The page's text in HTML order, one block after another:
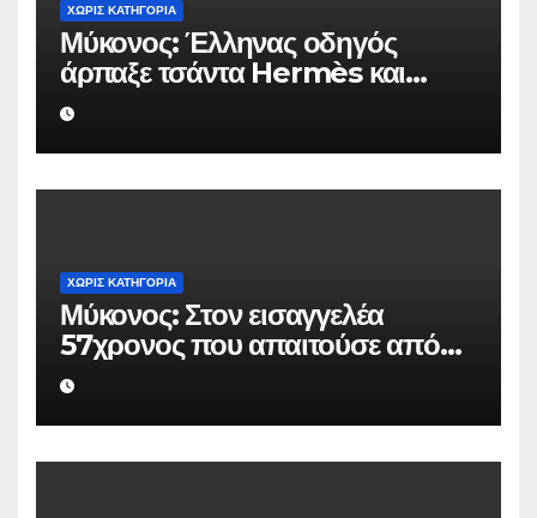
ΧΩΡΊΣ ΚΑΤΗΓΟΡΊΑ
Μύκονος: Έλληνας οδηγός
άρπαξε τσάντα Hermès και
Rolex αξίας 75.000 ευρώ από
Ουκρανό τουρίστα
ΧΩΡΊΣ ΚΑΤΗΓΟΡΊΑ
Μύκονος: Στον εισαγγελέα
57χρονος που απαιτούσε από
επιχειρηματία 80.000 ευρώ για
να μην κάνει καταγγελίες σε
βάρος του